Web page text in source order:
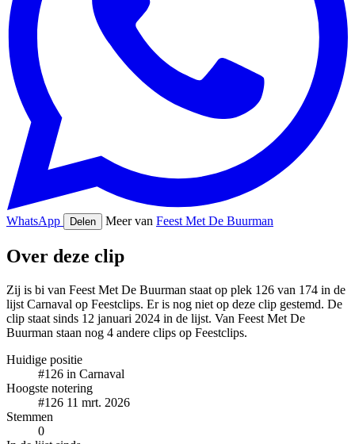
WhatsApp Delen Meer van Feest Met De Buurman
Over deze clip
Zij is bi van Feest Met De Buurman staat op plek 126 van 174 in de
lijst Carnaval op Feestclips. Er is nog niet op deze clip gestemd. De
clip staat sinds 12 januari 2024 in de lijst. Van Feest Met De
Buurman staan nog 4 andere clips op Feestclips.
Huidige positie
#126 in Carnaval
Hoogste notering
#126 11 mrt. 2026
Stemmen
0